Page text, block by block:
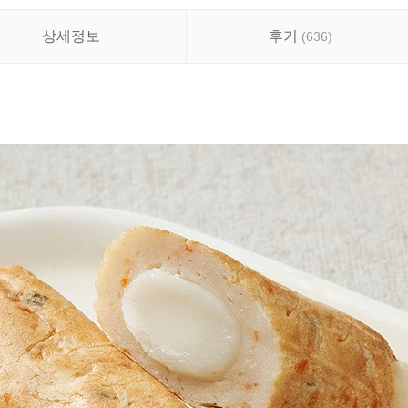
상세정보 후기 (636)